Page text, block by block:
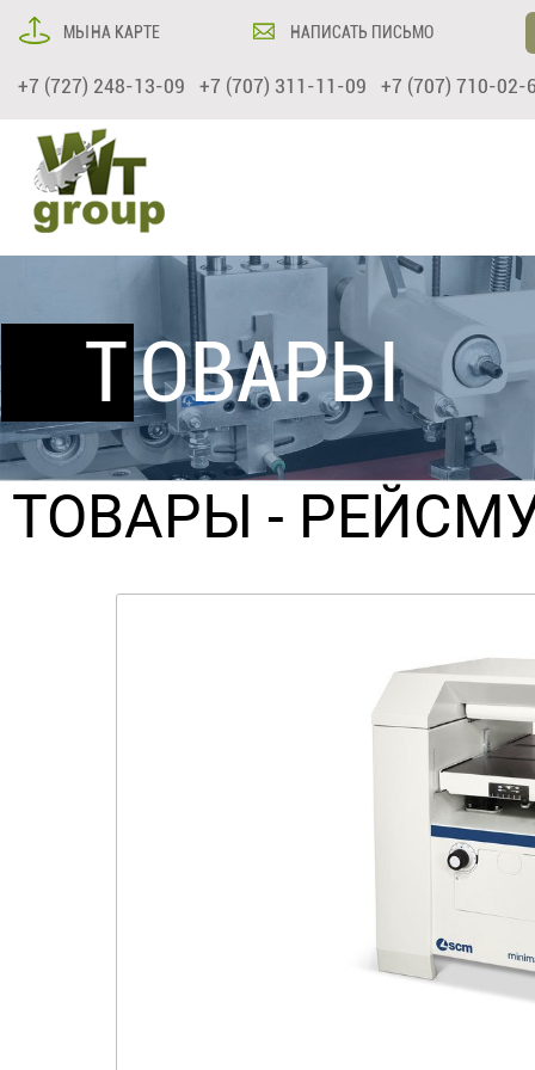
МЫ НА КАРТЕ НАПИСАТЬ ПИСЬМО
+7 (727) 248-13-09 +7 (707) 311-11-09 +7 (707) 710-02-
ТОВАРЫ
ТОВАРЫ -